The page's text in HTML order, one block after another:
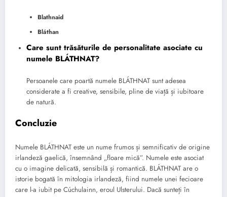
Blathnaid
Bláthan
Care sunt trăsăturile de personalitate asociate cu
numele BLÁTHNAT?
Persoanele care poartă numele BLÁTHNAT sunt adesea
considerate a fi creative, sensibile, pline de viață și iubitoare
de natură.
Concluzie
Numele BLÁTHNAT este un nume frumos și semnificativ de origine
irlandeză gaelică, însemnând „floare mică”. Numele este asociat
cu o imagine delicată, sensibilă și romantică. BLÁTHNAT are o
istorie bogată în mitologia irlandeză, fiind numele unei fecioare
care l-a iubit pe Cúchulainn, eroul Ulsterului. Dacă sunteți în